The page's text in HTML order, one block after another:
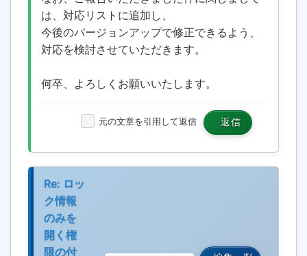
は、対応リストに追加し、
今後のバージョンアップで修正できるよう、
対応を検討させていただきます。
何卒、よろしくお願いいたします。
元の文章を引用して返信 返信
Re: ロッ
ク情報
のみを
開く権
限の付